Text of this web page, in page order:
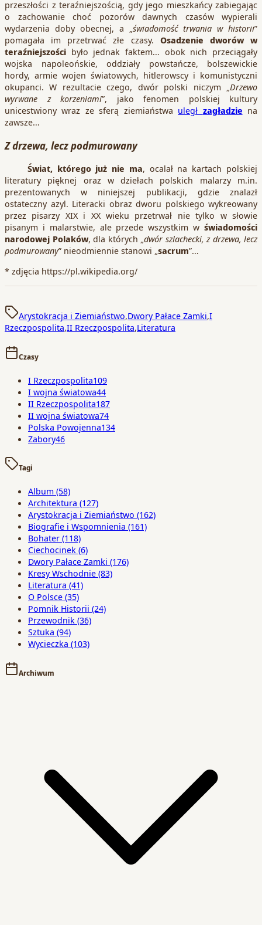
przeszłości z teraźniejszością, gdy jego mieszkańcy zabiegając
o zachowanie choć pozorów dawnych czasów wypierali
wydarzenia doby obecnej, a „świadomość trwania w historii”
pomagała im przetrwać złe czasy. Osadzenie dworów w
teraźniejszości było jednak faktem… obok nich przeciągały
wojska napoleońskie, oddziały powstańcze, bolszewickie
hordy, armie wojen światowych, hitlerowscy i komunistyczni
okupanci. W rezultacie czego, dwór polski niczym „Drzewo
wyrwane z korzeniami”, jako fenomen polskiej kultury
unicestwiony wraz ze sferą ziemiaństwa uległ zagładzie na
zawsze…
Z drzewa, lecz podmurowany
Świat, którego już nie ma, ocalał na kartach polskiej
literatury pięknej oraz w dziełach polskich malarzy m.in.
prezentowanych w niniejszej publikacji, gdzie znalazł
ostateczny azyl. Literacki obraz dworu polskiego wykreowany
przez pisarzy XIX i XX wieku przetrwał nie tylko w słowie
pisanym i malarstwie, ale przede wszystkim w świadomości
narodowej Polaków, dla których „dwór szlachecki, z drzewa, lecz
podmurowany” nieodmiennie stanowi „sacrum”…
* zdjęcia https://pl.wikipedia.org/
Arystokracja i Ziemiaństwo,Dwory Pałace Zamki,I
Rzeczpospolita,II Rzeczpospolita,Literatura
Czasy
I Rzeczpospolita109
I wojna światowa44
II Rzeczpospolita187
II wojna światowa74
Polska Powojenna134
Zabory46
Tagi
Album (58)
Architektura (127)
Arystokracja i Ziemiaństwo (162)
Biografie i Wspomnienia (161)
Bohater (118)
Ciechocinek (6)
Dwory Pałace Zamki (176)
Kresy Wschodnie (83)
Literatura (41)
O Polsce (35)
Pomnik Historii (24)
Przewodnik (36)
Sztuka (94)
Wycieczka (103)
Archiwum